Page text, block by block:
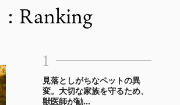
: Ranking
1
見落としがちなペットの異
変。大切な家族を守るため、
獣医師が勧...